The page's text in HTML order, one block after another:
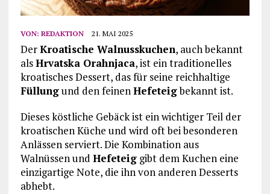
VON: REDAKTION 21. MAI 2025
DerKroatische Walnusskuchen, auch bekannt
alsHrvatska Orahnjaca, ist ein traditionelles
kroatisches Dessert, das für seine reichhaltige
Füllungund den feinenHefeteigbekannt ist.
Dieses köstliche Gebäck ist ein wichtiger Teil der
kroatischen Küche und wird oft bei besonderen
Anlässen serviert. Die Kombination aus
Walnüssen und Hefeteiggibt dem Kuchen eine
einzigartige Note, die ihn von anderen Desserts
abhebt.